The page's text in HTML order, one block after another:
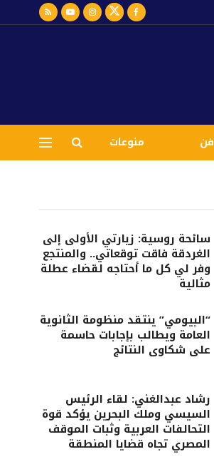
فن منوعات
سائحة روسية: زيارتي الأولى إلى
الغردقة فاقت توقعاتي.. والمنتجع
وفر لي كل ما أحتاجه لقضاء عطلة
مثالية
“البيومي” ينتقد منظومة الثانوية
العامة ويطالب بإجابات حاسمة
على شكاوى النتائج
رشاد عبدالغني: لقاء الرئيس
السيسي وملك البحرين يؤكد قوة
التحالفات العربية وثبات الموقف
المصري تجاه قضايا المنطقة